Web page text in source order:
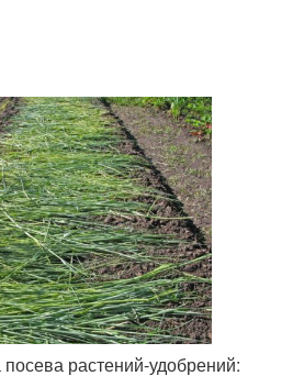
растений-удобрений: